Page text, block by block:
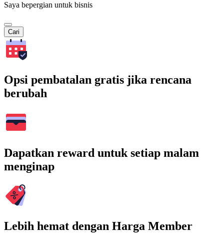
Saya bepergian untuk bisnis
Cari
Opsi pembatalan gratis jika rencana
berubah
Dapatkan reward untuk setiap malam
menginap
Lebih hemat dengan Harga Member